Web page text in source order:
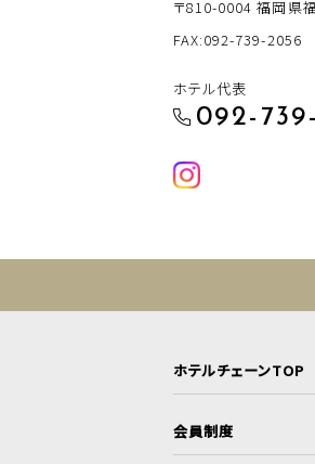
〒810-0004福岡県
FAX:092-739-2056
ホテル代表
092-
ホテルチェーンTOP
会員制度